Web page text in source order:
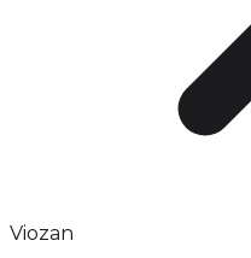
Viozan